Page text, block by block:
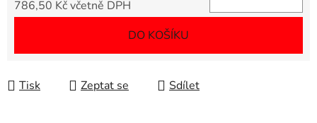
786,50 Kč včetně DPH
DO KOŠÍKU
Tisk Zeptat se Sdílet